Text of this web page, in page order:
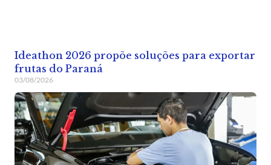
Ideathon 2026 propõe soluções para exportar
frutas do Paraná
03/08/2026